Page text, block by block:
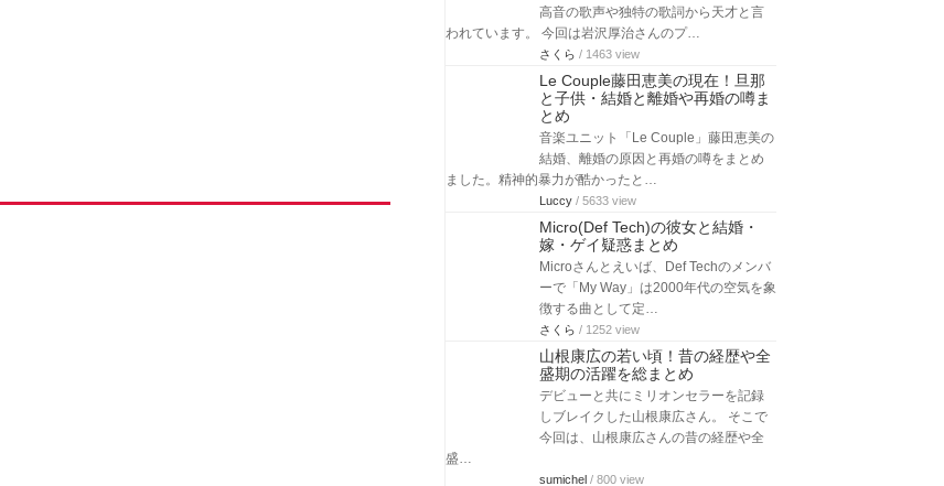
高音の歌声や独特の歌詞から天才と言
われています。 今回は岩沢厚治さんのプ…
さくら / 1463 view
Le Couple藤田恵美の現在！旦那
と子供・結婚と離婚や再婚の噂ま
とめ
音楽ユニット「Le Couple」藤田恵美の
結婚、離婚の原因と再婚の噂をまとめ
ました。精神的暴力が酷かったと…
Luccy / 5633 view
Micro(Def Tech)の彼女と結婚・
嫁・ゲイ疑惑まとめ
Microさんとえいば、Def Techのメンバ
ーで「My Way」は2000年代の空気を象
徴する曲として定…
さくら / 1252 view
山根康広の若い頃！昔の経歴や全
盛期の活躍を総まとめ
デビューと共にミリオンセラーを記録
しブレイクした山根康広さん。 そこで
今回は、山根康広さんの昔の経歴や全
盛…
sumichel / 800 view